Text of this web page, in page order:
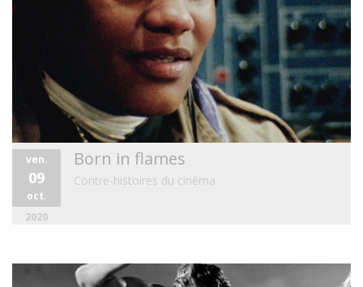
ven.
09
oct.
2020
Born in flames
Contre-histoires du cinéma